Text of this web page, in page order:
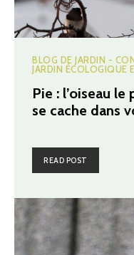
BLOG DE JARDIN -
JARDIN ÉCOLOGIQUE
Pie : l’oiseau
se cache dans
READ POST